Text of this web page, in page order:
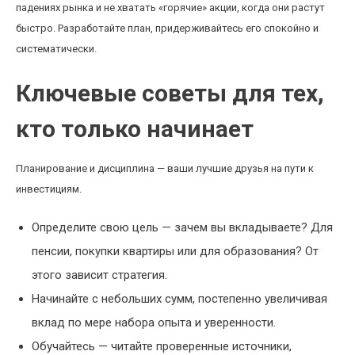
падениях рынка и не хватать «горячие» акции, когда они растут
быстро. Разработайте план, придерживайтесь его спокойно и
систематически.
Ключевые советы для тех,
кто только начинает
Планирование и дисциплина — ваши лучшие друзья на пути к
инвестициям.
Определите свою цель — зачем вы вкладываете? Для
пенсии, покупки квартиры или для образования? От
этого зависит стратегия.
Начинайте с небольших сумм, постепенно увеличивая
вклад по мере набора опыта и уверенности.
Обучайтесь — читайте проверенные источники,